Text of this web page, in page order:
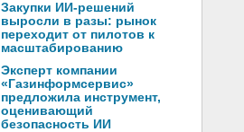
Закупки ИИ-решений
выросли в разы: рынок
переходит от пилотов к
масштабированию
Эксперт компании
«Газинформсервис»
предложила инструмент,
оценивающий
безопасность ИИ